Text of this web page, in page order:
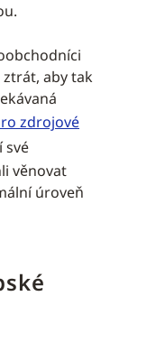
aby tak
zdrojové
své
věnovat
úroveň